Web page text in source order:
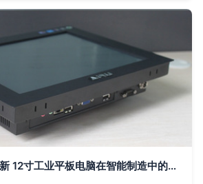
工业控制电脑的革新 12寸工业平板电脑在智能制造中的应用与优势